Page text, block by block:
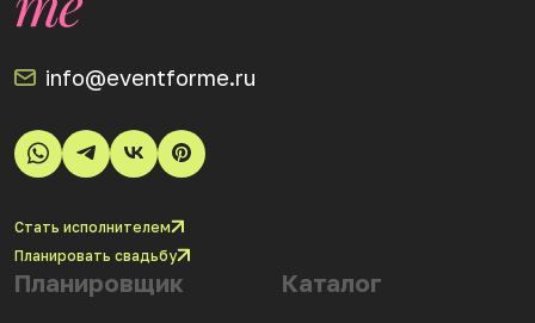
info@eventforme.ru
Стать исполнителем
Планировать свадьбу
Планировщик Каталог